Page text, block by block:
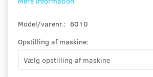
Model/varenr.: 6010
Opstilling af maskine: